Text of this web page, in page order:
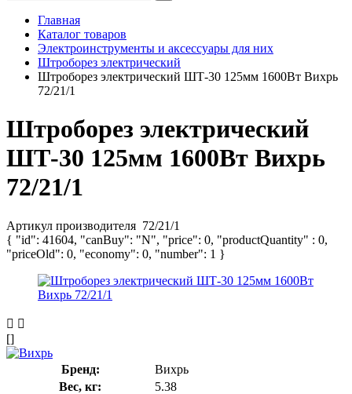
Главная
Каталог товаров
Электроинструменты и аксессуары для них
Штроборез электрический
Штроборез электрический ШТ-30 125мм 1600Вт Вихрь
72/21/1
Штроборез электрический
ШТ-30 125мм 1600Вт Вихрь
72/21/1
Артикул производителя 72/21/1
{ "id": 41604, "canBuy": "N", "price": 0, "productQuantity" : 0,
"priceOld": 0, "economy": 0, "number": 1 }
[]
Бренд:
Вихрь
Вес, кг:
5.38